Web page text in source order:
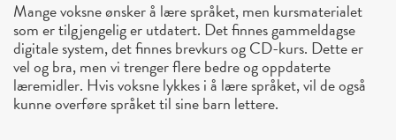
Mange voksne ønsker å lære språket, men kursmaterialet
som er tilgjengelig er utdatert. Det finnes gammeldagse
digitale system, det finnes brevkurs og CD-kurs. Dette er
vel og bra, men vi trenger flere bedre og oppdaterte
læremidler. Hvis voksne lykkes i å lære språket, vil de også
kunne overføre språket til sine barn lettere.